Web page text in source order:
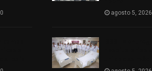
0 agosto 5, 2026